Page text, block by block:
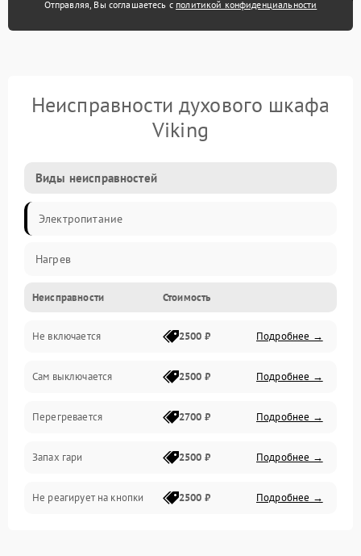
Отправляя, Вы соглашаетесь с политикой конфиденциальности
Неисправности духового шкафа
Viking
Виды неисправностей
Электропитание
Нагрев
Неисправности Стоимость
Не включается 2500 ₽ Подробнее →
Сам выключается 2500 ₽ Подробнее →
Перегревается 2700 ₽ Подробнее →
Запах гари 2500 ₽ Подробнее →
Не реагирует на кнопки 2500 ₽ Подробнее →